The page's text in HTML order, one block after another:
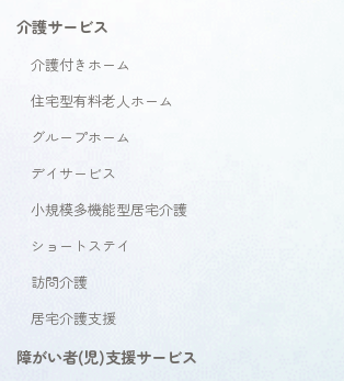
介護サービス
介護付きホーム
住宅型有料老人ホーム
グループホーム
デイサービス
小規模多機能型居宅介護
ショートステイ
訪問介護
居宅介護支援
障がい者(児)支援サービス